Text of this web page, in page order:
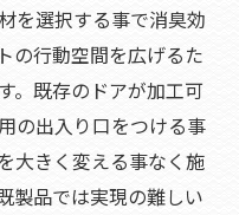
を選択する事で消臭効
の行動空間を広げるた
。既存のドアが加工可
の出入り口をつける事
大きく変える事なく施
製品では実現の難しい